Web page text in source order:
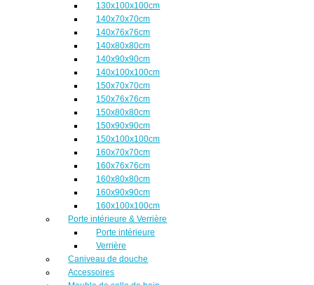
130x100x100cm
140x70x70cm
140x76x76cm
140x80x80cm
140x90x90cm
140x100x100cm
150x70x70cm
150x76x76cm
150x80x80cm
150x90x90cm
150x100x100cm
160x70x70cm
160x76x76cm
160x80x80cm
160x90x90cm
160x100x100cm
Porte intérieure & Verrière
Porte intérieure
Verrière
Caniveau de douche
Accessoires